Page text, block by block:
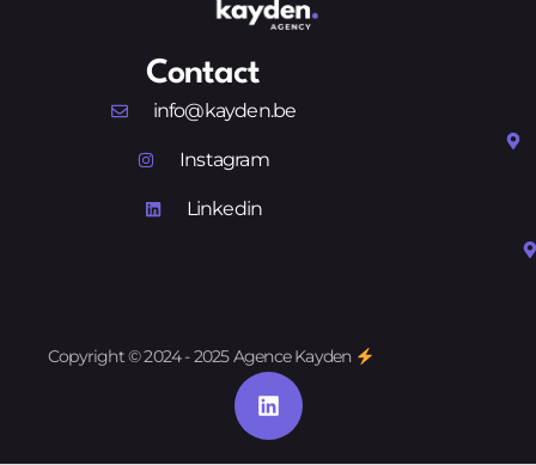
Contact
info@kayden.be
Instagram
Linkedin
Copyright © 2024 - 2025 Agence Kayden